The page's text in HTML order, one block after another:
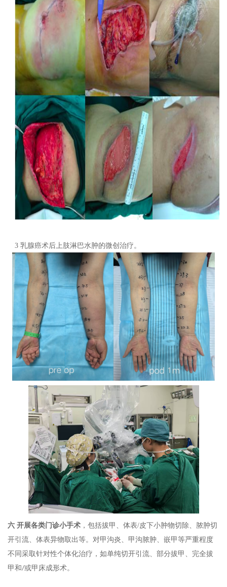
3 乳腺癌术后上肢淋巴水肿的微创治疗。
六 开展各类门诊小手术 ，包括拔甲、体表/皮下小肿物切除、脓肿切
开引流、体表异物取出等。对甲沟炎、甲沟脓肿、嵌甲等严重程度
不同采取针对性个体化治疗，如单纯切开引流、部分拔甲、完全拔
甲和/或甲床成形术。